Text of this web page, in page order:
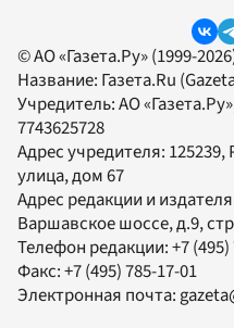
© АО «Газета.Ру» (1999-
Название: Газета.Ru
Учредитель:АО «Газета.Ру»
7743625728
Адрес учредителя:
улица, дом 67
Адрес редакции и
Варшавское шоссе, д.9,
Телефон редакции:+7
Факс:+7 (495) 785-17-01
Электронная почта: